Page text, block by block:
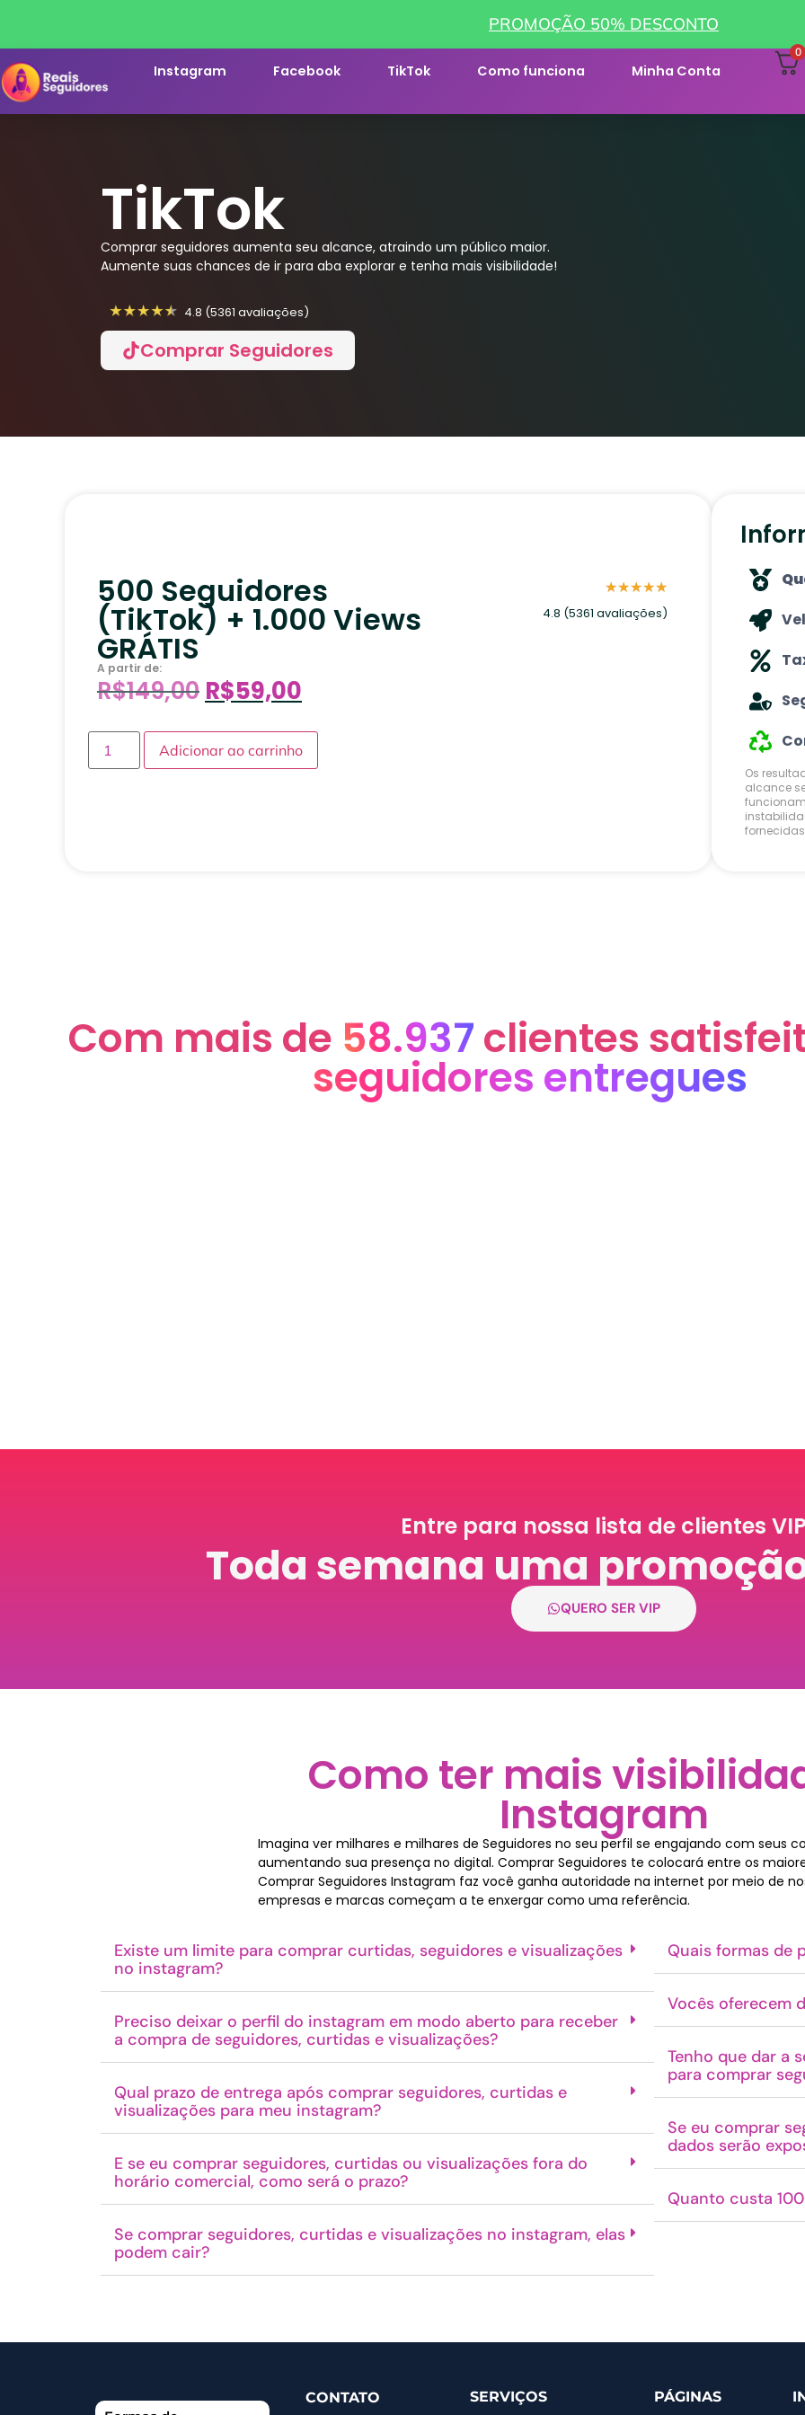
PROMOÇÃO 50% DESCONTO
Instagram Facebook TikTok Como funciona Minha Conta
0
TikTok
Comprar seguidores aumenta seu alcance, atraindo um público maior.
Aumente suas chances de ir para aba explorar e tenha mais visibilidade!
4.8 (5361 avaliações)
Comprar Seguidores
500 Seguidores
(TikTok) + 1.000 Views
GRÁTIS
A partir de:
R$149,00 R$59,00
★★★★★
4.8 (5361 avaliações)
Adicionar ao carrinho
Os
alcance
Com mais de 58.937clientes
seguidores entregues
Entre para nossa lista de clientes VIP
Toda semana uma
QUERO SER VIP
Como ter mais
Instagram
Imagina ver milhares e milhares de Seguidores no seu perfil se engajando com seus
aumentando sua presença no digital. Comprar Seguidores te colocará entre os
Comprar Seguidores Instagram faz você ganha autoridade na internet por meio de
empresas e marcas começam a te enxergar como uma referência.
Existe um limite para comprar curtidas, seguidores e visualizações
no instagram?
Preciso deixar o perfil do instagram em modo aberto para receber
a compra de seguidores, curtidas e visualizações?
Qual prazo de entrega após comprar seguidores, curtidas e
visualizações para meu instagram?
E se eu comprar seguidores, curtidas ou visualizações fora do
horário comercial, como será o prazo?
Se comprar seguidores, curtidas e visualizações no instagram, elas
podem cair?
Quais formas de
Vocês oferecem
Tenho que dar a
para comprar
Se eu comprar
dados serão
Quanto custa
CONTATO SERVIÇOS PÁGINAS